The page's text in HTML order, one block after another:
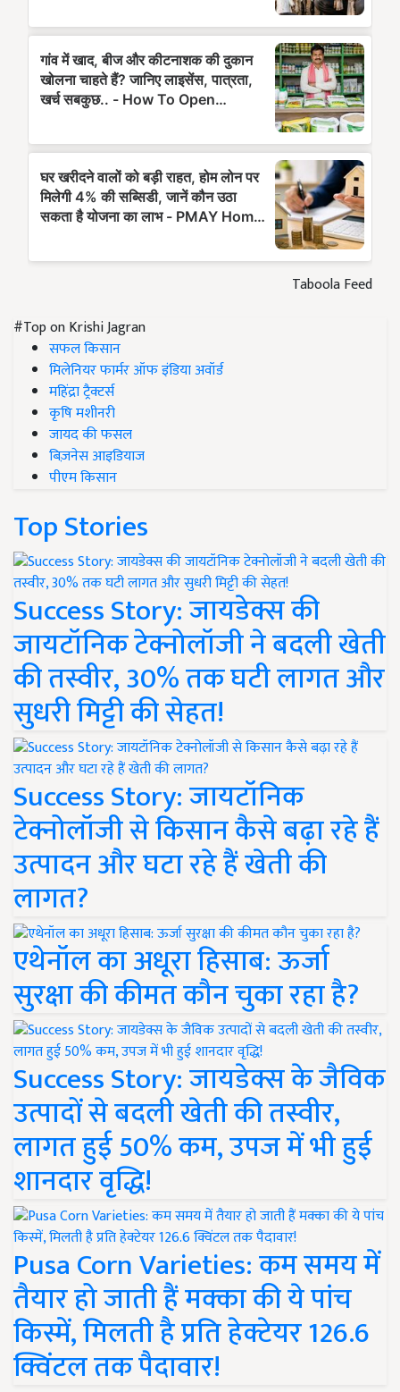
Taboola Feed
#Top on Krishi Jagran
सफल किसान
मिलेनियर फार्मर ऑफ इंडिया अवॉर्ड
महिंद्रा ट्रैक्टर्स
कृषि मशीनरी
जायद की फसल
बिज़नेस आइडियाज
पीएम किसान
Top Stories
Success Story: जायडेक्स की
जायटॉनिक टेक्नोलॉजी ने बदली खेती
की तस्वीर, 30% तक घटी लागत और
सुधरी मिट्टी की सेहत!
Success Story: जायटॉनिक
टेक्नोलॉजी से किसान कैसे बढ़ा रहे हैं
उत्पादन और घटा रहे हैं खेती की
लागत?
एथेनॉल का अधूरा हिसाब: ऊर्जा
सुरक्षा की कीमत कौन चुका रहा है?
Success Story: जायडेक्स के जैविक
उत्पादों से बदली खेती की तस्वीर,
लागत हुई 50% कम, उपज में भी हुई
शानदार वृद्धि!
Pusa Corn Varieties: कम समय में
तैयार हो जाती हैं मक्का की ये पांच
किस्में, मिलती है प्रति हेक्टेयर 126.6
क्विंटल तक पैदावार!